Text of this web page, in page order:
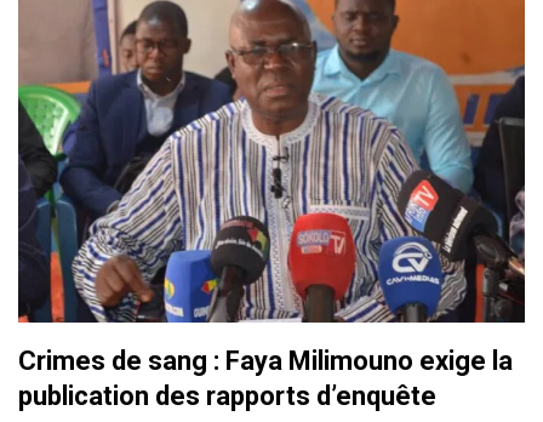
Crimes de sang : Faya Milimouno exige la
publication des rapports d’enquête